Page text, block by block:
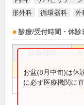
形外科
循環器科 外
診療/受付時間・休診
9:00～12:00 ●
14:00～18:00 ●
お盆(8月中旬)は休
に必ず医療機関に